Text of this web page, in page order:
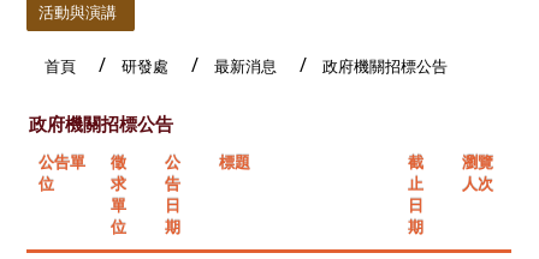
活動與演講
首頁 研發處 最新消息 政府機關招標公告
政府機關招標公告
公告單
位
徵
求
單
位
公
告
日
期
標題
截
止
日
期
瀏覽
人次